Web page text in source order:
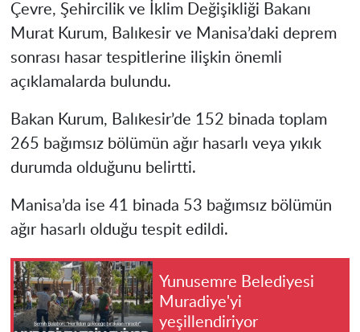
Çevre, Şehircilik ve İklim Değişikliği Bakanı
Murat Kurum, Balıkesir ve Manisa’daki deprem
sonrası hasar tespitlerine ilişkin önemli
açıklamalarda bulundu.
Bakan Kurum, Balıkesir’de 152 binada toplam
265 bağımsız bölümün ağır hasarlı veya yıkık
durumda olduğunu belirtti.
Manisa’da ise 41 binada 53 bağımsız bölümün
ağır hasarlı olduğu tespit edildi.
Yunusemre Belediyesi
Muradiye'yi
yeşillendiriyor